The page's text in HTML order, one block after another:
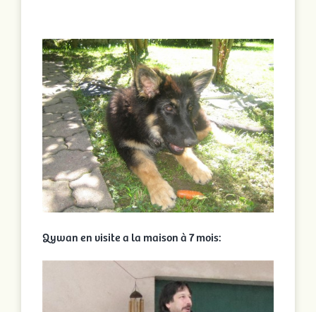
Qywan en visite a la maison à 7 mois: